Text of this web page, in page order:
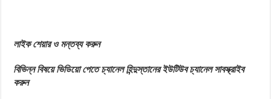
লাইক শেয়ার ও মন্তব্য করুন
বিভিন্ন বিষয়ে ভিডিয়ো পেতে চ্যানেল হিন্দুস্তানের ইউটিউব চ্যানেল সাবস্ক্রাইব
করুন